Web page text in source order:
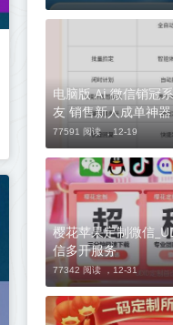
电脑版 Ai 微信销冠
友 销售新人成单神器
77591 阅读 ，12-19
樱花苹果定制微信
信多开服务
77342 阅读 ，12-31